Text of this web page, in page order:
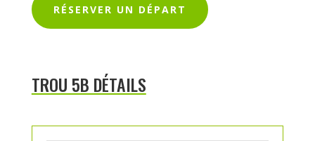
RÉSERVER UN DÉPART
TROU 5B DÉTAILS